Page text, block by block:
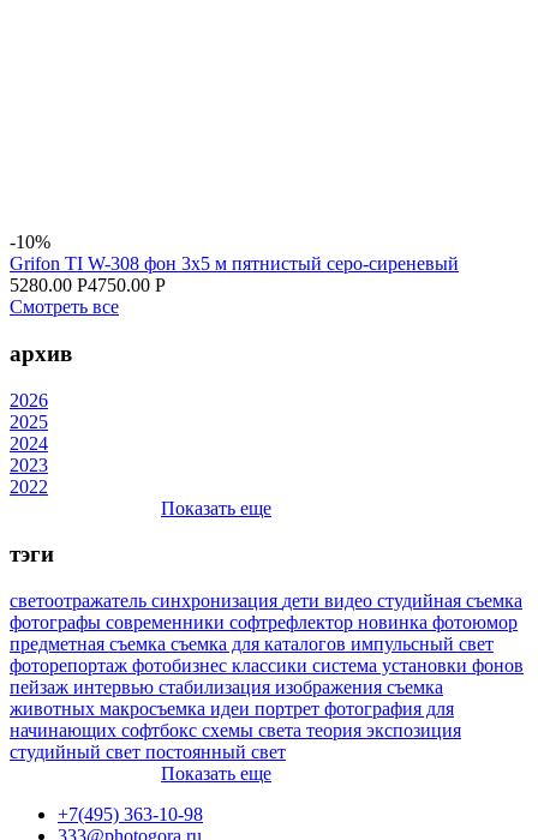
-10%
Grifon TI W-308 фон 3х5 м пятнистый серо-сиреневый
5280.00 Р4750.00 Р
Смотреть все
архив
2026
2025
2024
2023
2022
Показать еще
тэги
светоотражатель синхронизация дети видео студийная съемка
фотографы современники софтрефлектор новинка фотоюмор
предметная съемка съемка для каталогов импульсный свет
фоторепортаж фотобизнес классики система установки фонов
пейзаж интервью стабилизация изображения съемка
животных макросъемка идеи портрет фотография для
начинающих софтбокс схемы света теория экспозиция
студийный свет постоянный свет
Показать еще
+7(495) 363-10-98